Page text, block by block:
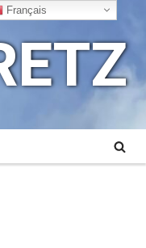
Français